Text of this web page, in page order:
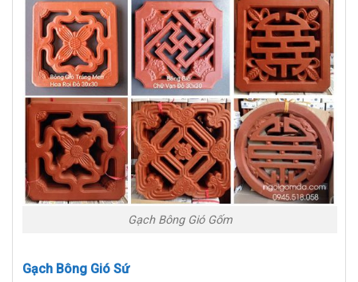
Gạch Bông Gió Gốm
Gạch Bông Gió Sứ